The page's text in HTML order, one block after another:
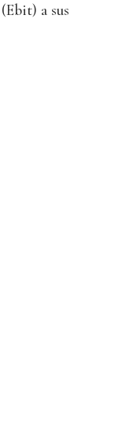
a sus